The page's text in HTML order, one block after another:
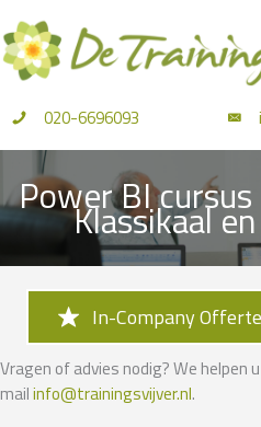
naar
de
inhoud
020-6696093
Power BI
Klassikaal
In-Company
Vragen of advies nodig? We helpen
mailinfo@trainingsvijver.nl.